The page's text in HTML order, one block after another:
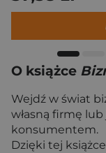
O książce
Wejdź w świat
własną firmę
konsumentem.
Dzięki tej